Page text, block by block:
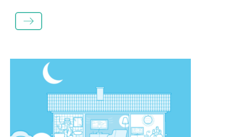
LÄS MER